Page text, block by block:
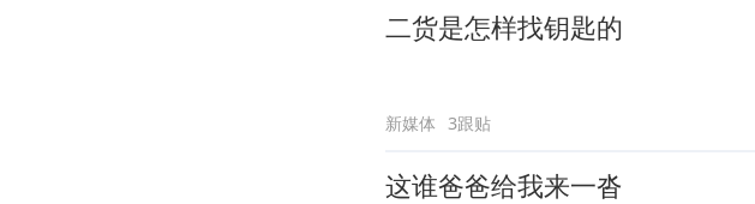
二货是怎样找钥匙的
新媒体 3跟贴
这谁爸爸给我来一沓